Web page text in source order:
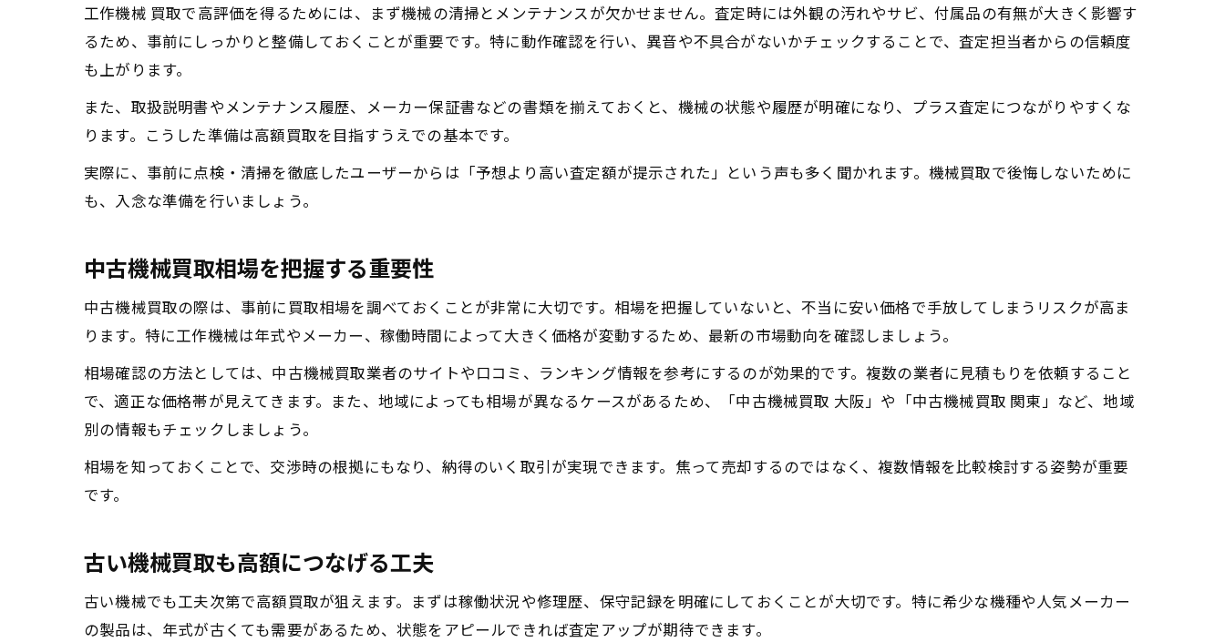
工場機械買取で得する依頼タイミング
口コミ比較で中古機械買取のリスクを回避
機械買取相場を知ることで得られる安心感
中古機械買取で相場変動を見逃さない方法
工作機械買取価格の決まり方を徹底解説
工場機械買取で一括依頼のメリットを解説
中古機械買取でまとめ売りする際の注意点
工作機械買取は複数台売却が効率的
古い機械も一括買取で高価売却を狙う
信頼できる工作機械買取業者選び方
工場機械買取の専門性が高い業者の特徴
古い機械も安心して任せられる業者の条件
工作機械 買取で高評価を得るためには、まず機械の清掃とメンテナンスが欠かせません。査定時には外観の汚れやサビ、付属品の有無が大きく影響す
るため、事前にしっかりと整備しておくことが重要です。特に動作確認を行い、異音や不具合がないかチェックすることで、査定担当者からの信頼度
も上がります。
また、取扱説明書やメンテナンス履歴、メーカー保証書などの書類を揃えておくと、機械の状態や履歴が明確になり、プラス査定につながりやすくな
ります。こうした準備は高額買取を目指すうえでの基本です。
実際に、事前に点検・清掃を徹底したユーザーからは「予想より高い査定額が提示された」という声も多く聞かれます。機械買取で後悔しないために
も、入念な準備を行いましょう。
中古機械買取相場を把握する重要性
中古機械買取の際は、事前に買取相場を調べておくことが非常に大切です。相場を把握していないと、不当に安い価格で手放してしまうリスクが高ま
ります。特に工作機械は年式やメーカー、稼働時間によって大きく価格が変動するため、最新の市場動向を確認しましょう。
相場確認の方法としては、中古機械買取業者のサイトや口コミ、ランキング情報を参考にするのが効果的です。複数の業者に見積もりを依頼すること
で、適正な価格帯が見えてきます。また、地域によっても相場が異なるケースがあるため、「中古機械買取 大阪」や「中古機械買取 関東」など、地域
別の情報もチェックしましょう。
相場を知っておくことで、交渉時の根拠にもなり、納得のいく取引が実現できます。焦って売却するのではなく、複数情報を比較検討する姿勢が重要
です。
古い機械買取も高額につなげる工夫
古い機械でも工夫次第で高額買取が狙えます。まずは稼働状況や修理歴、保守記録を明確にしておくことが大切です。特に希少な機種や人気メーカー
の製品は、年式が古くても需要があるため、状態をアピールできれば査定アップが期待できます。